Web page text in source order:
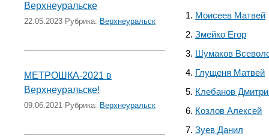
Верхнеуральске
22.05.2023 Рубрика: Верхнеуральск
МЕТРОШКА-2021 в
Верхнеуральске!
09.06.2021 Рубрика: Верхнеуральск
Моисеев Матвей
Змейко Егор
Шумаков
Глущеня Матвей
Клебанов
Козлов Алексей
Зуев Данил